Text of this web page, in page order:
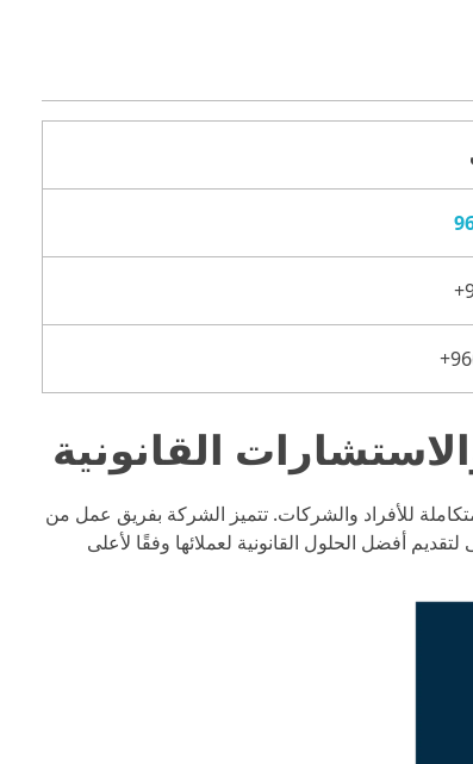
للأفراد والشركات. تتميز الشركة بفريق عمل من
أفضل الحلول القانونية لعملائها وفقًا لأعلى